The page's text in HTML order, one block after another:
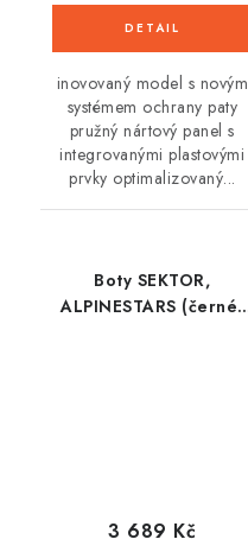
inovovaný model s novým
systémem ochrany paty
pružný nártový panel s
integrovanými plastovými
prvky optimalizovaný...
Boty SEKTOR,
ALPINESTARS (černé)
3 689 Kč